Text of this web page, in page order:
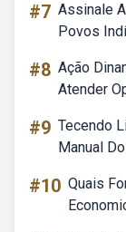
#7 Assinale
Povos
#8 Ação
Atender
#9 Tecendo
Manual
#10 Quais